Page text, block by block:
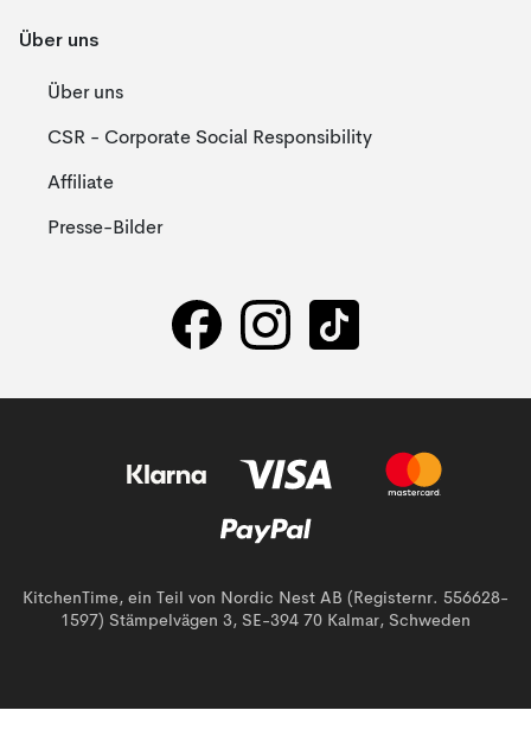
Über uns
Über uns
CSR - Corporate Social Responsibility
Affiliate
Presse-Bilder
KitchenTime, ein Teil von Nordic Nest AB (Registernr. 556628-
1597) Stämpelvägen 3, SE-394 70 Kalmar, Schweden